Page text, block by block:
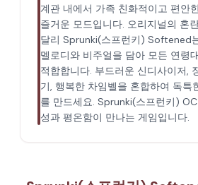
계관 내에서 가족 친화적이고 편안
즐거운 모드입니다. 오리지널의 혼
달리 Sprunki(스프런키) Softened
멜로디와 비주얼을 담아 모든 연령
적합합니다. 부드러운 신디사이저,
기, 행복한 차임벨을 혼합하여 독특
를 만드세요. Sprunki(스프런키)
성과 평온함이 만나는 게임입니다.